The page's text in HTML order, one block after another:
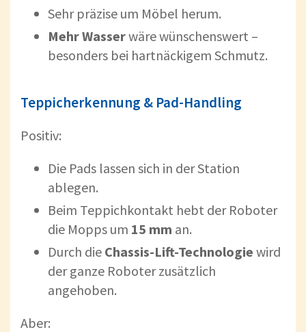
Sehr präzise um Möbel herum.
Mehr Wasserwäre wünschenswert –
besonders bei hartnäckigem Schmutz.
Teppicherkennung & Pad-Handling
Positiv:
Die Pads lassen sich in der Station
ablegen.
Beim Teppichkontakt hebt der Roboter
die Mopps um 15 mm an.
Durch die Chassis-Lift-Technologie wird
der ganze Roboter zusätzlich
angehoben.
Aber: